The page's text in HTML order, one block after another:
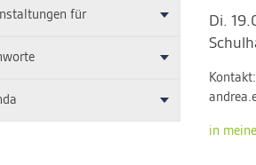
für
Di.
Kontakt:
in